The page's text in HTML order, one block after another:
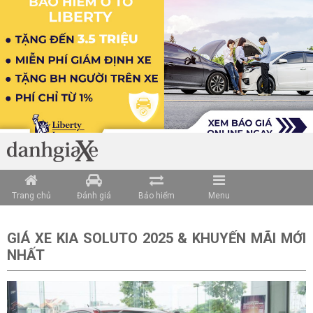
Trang chủ Đánh giá Bảo hiểm Menu
GIÁ XE KIA SOLUTO 2025 & KHUYẾN MÃI MỚI
NHẤT